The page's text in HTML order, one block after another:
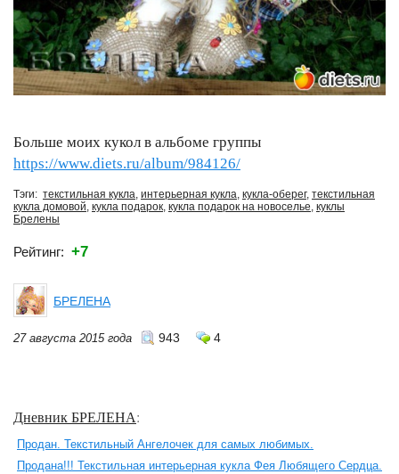
Больше моих кукол в альбоме группы
https://www.diets.ru/album/984126/
Тэги: текстильная кукла, интерьерная кукла, кукла-оберег, текстильная
кукла домовой, кукла подарок, кукла подарок на новоселье, куклы
Брелены
Рейтинг: +7
БРЕЛЕНА
27 августа 2015 года 943 4
Дневник БРЕЛЕНА:
Продан. Текстильный Ангелочек для самых любимых.
Продана!!! Текстильная интерьерная кукла Фея Любящего Сердца.